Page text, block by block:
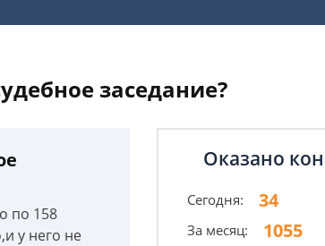
заседание?
по 158
у него не
Оказано
Сегодня: 34
За месяц: 1055